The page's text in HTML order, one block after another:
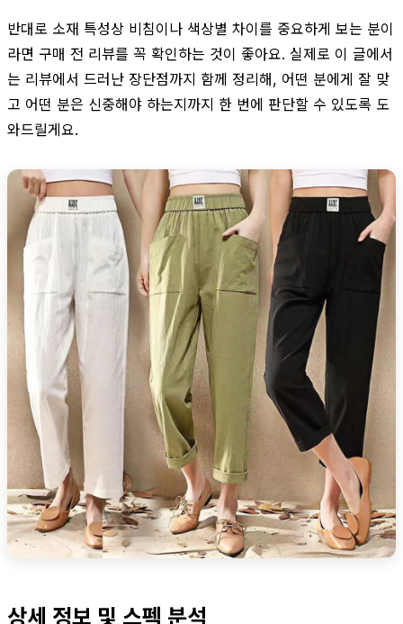
반대로 소재 특성상 비침이나 색상별 차이를 중요하게 보는 분이
라면 구매 전 리뷰를 꼭 확인하는 것이 좋아요. 실제로 이 글에서
는 리뷰에서 드러난 장단점까지 함께 정리해, 어떤 분에게 잘 맞
고 어떤 분은 신중해야 하는지까지 한 번에 판단할 수 있도록 도
와드릴게요.
상세 정보 및 스펙 분석